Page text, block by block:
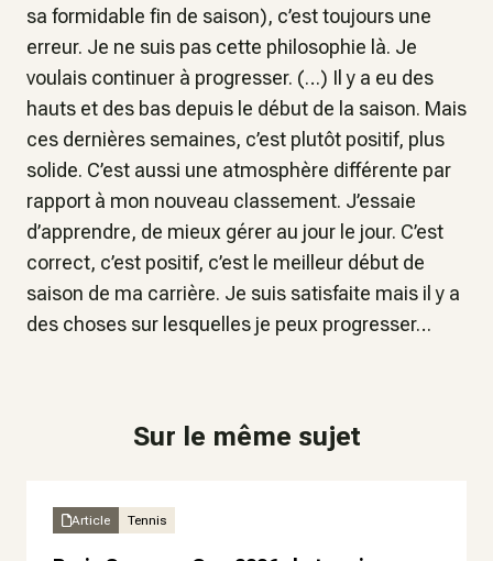
sa formidable fin de saison), c’est toujours une
erreur. Je ne suis pas cette philosophie là. Je
voulais continuer à progresser. (…) Il y a eu des
hauts et des bas depuis le début de la saison. Mais
ces dernières semaines, c’est plutôt positif, plus
solide. C’est aussi une atmosphère différente par
rapport à mon nouveau classement. J’essaie
d’apprendre, de mieux gérer au jour le jour. C’est
correct, c’est positif, c’est le meilleur début de
saison de ma carrière. Je suis satisfaite mais il y a
des choses sur lesquelles je peux progresser…
Sur le même sujet
Article Tennis